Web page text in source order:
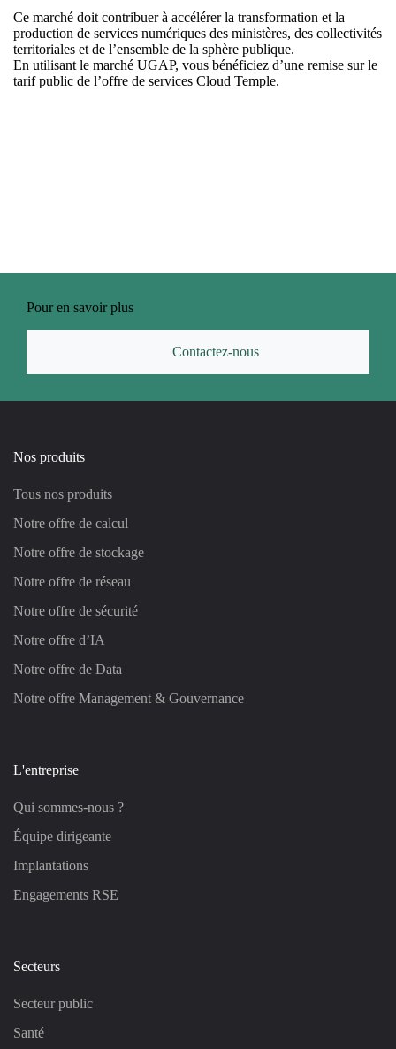
Ce marché doit contribuer à accélérer la transformation et la
production de services numériques des ministères, des collectivités
territoriales et de l’ensemble de la sphère publique.
En utilisant le marché UGAP, vous bénéficiez d’une remise sur le
tarif public de l’offre de services Cloud Temple.
Pour en savoir plus
Contactez-nous
Nos produits
Tous nos produits
Notre offre de calcul
Notre offre de stockage
Notre offre de réseau
Notre offre de sécurité
Notre offre d’IA
Notre offre de Data
Notre offre Management & Gouvernance
L'entreprise
Qui sommes-nous ?
Équipe dirigeante
Implantations
Engagements RSE
Secteurs
Secteur public
Santé